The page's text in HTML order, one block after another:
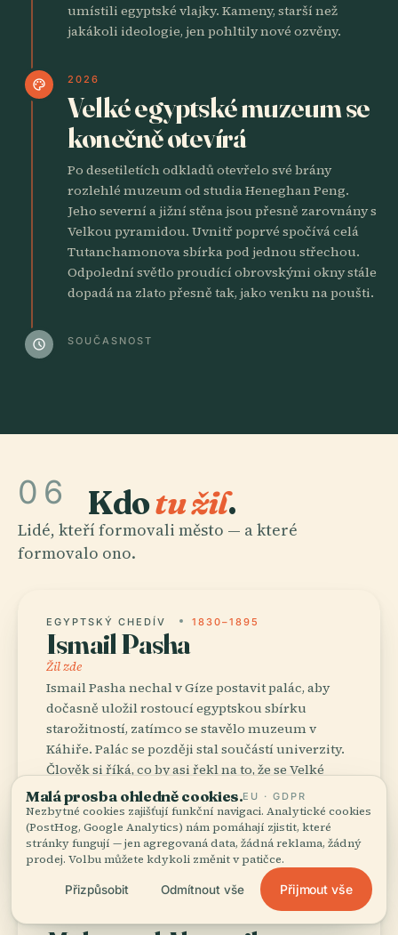
umístili egyptské vlajky. Kameny, starší než
jakákoli ideologie, jen pohltily nové ozvěny.
palette 2026
Velké egyptské muzeum se
konečně otevírá
Po desetiletích odkladů otevřelo své brány
rozlehlé muzeum od studia Heneghan Peng.
Jeho severní a jižní stěna jsou přesně zarovnány s
Velkou pyramidou. Uvnitř poprvé spočívá celá
Tutanchamonova sbírka pod jednou střechou.
Odpolední světlo proudící obrovskými okny stále
dopadá na zlato přesně tak, jako venku na poušti.
schedule SOUČASNOST
06 Kdotu žil.
Lidé, kteří formovali město — a které
formovalo ono.
EGYPTSKÝ CHEDÍV 1830–1895
Ismail Pasha
Žil zde
Ismail Pasha nechal v Gíze postavit palác, aby
dočasně uložil rostoucí egyptskou sbírku
starožitností, zatímco se stavělo muzeum v
Káhiře. Palác se později stal součástí univerzity.
Člověk si říká, co by asi řekl na to, že se Velké
egyptské muzeum konečně otevřelo v roce 2026
a jeho zdi jsou srovnány právě s pyramidami, na
které kdysi hleděl.
Malá prosba ohledně cookies.EU · GDPR
Nezbytné cookies zajišťují funkční navigaci. Analytické cookies
(PostHog, Google Analytics) nám pomáhají zjistit, které
stránky fungují — jen agregovaná data, žádná reklama, žádný
prodej. Volbu můžete kdykoli změnit v patičce.
Přizpůsobit Odmítnout vše Přijmout vše